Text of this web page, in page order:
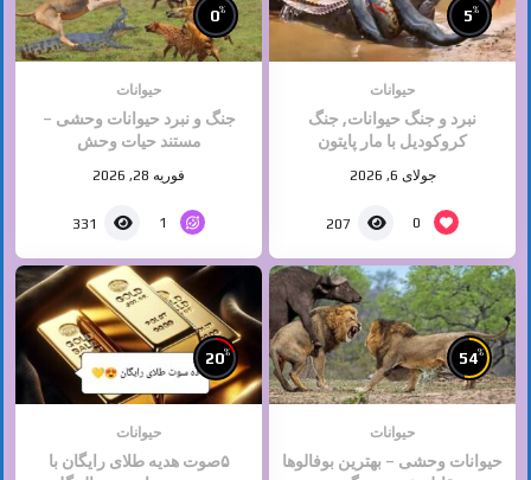
5%
حیوانات
نبرد و جنگ حیوانات, جنگ
کروکودیل با مار پایتون
جولای 6, 2026
0
207
0%
حیوانات
جنگ و نبرد حیوانات وحشی –
مستند حیات وحش
فوریه 28, 2026
1
331
54%
حیوانات
حیوانات وحشی – بهترین بوفالوها
20%
حیوانات
۵صوت هدیه طلای رایگان با